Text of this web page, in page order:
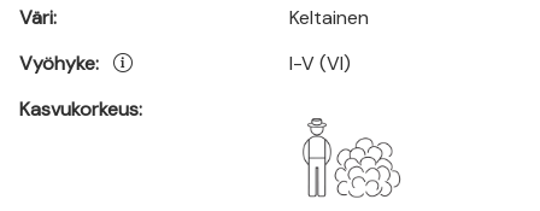
Väri:
Vyöhyke:
Kasvukorkeus:
Keltainen
I-V (VI)